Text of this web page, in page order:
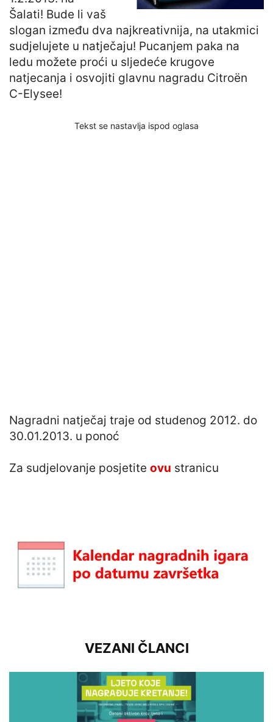
Šalati! Bude li vaš
slogan između dva najkreativnija, na utakmici
sudjelujete u natječaju! Pucanjem paka na
ledu možete proći u sljedeće krugove
natjecanja i osvojiti glavnu nagradu Citroën
C-Elysee!
Tekst se nastavlja ispod oglasa
Nagradni natječaj traje od studenog 2012. do
30.01.2013. u ponoć
Za sudjelovanje posjetite ovu stranicu
VEZANI ČLANCI